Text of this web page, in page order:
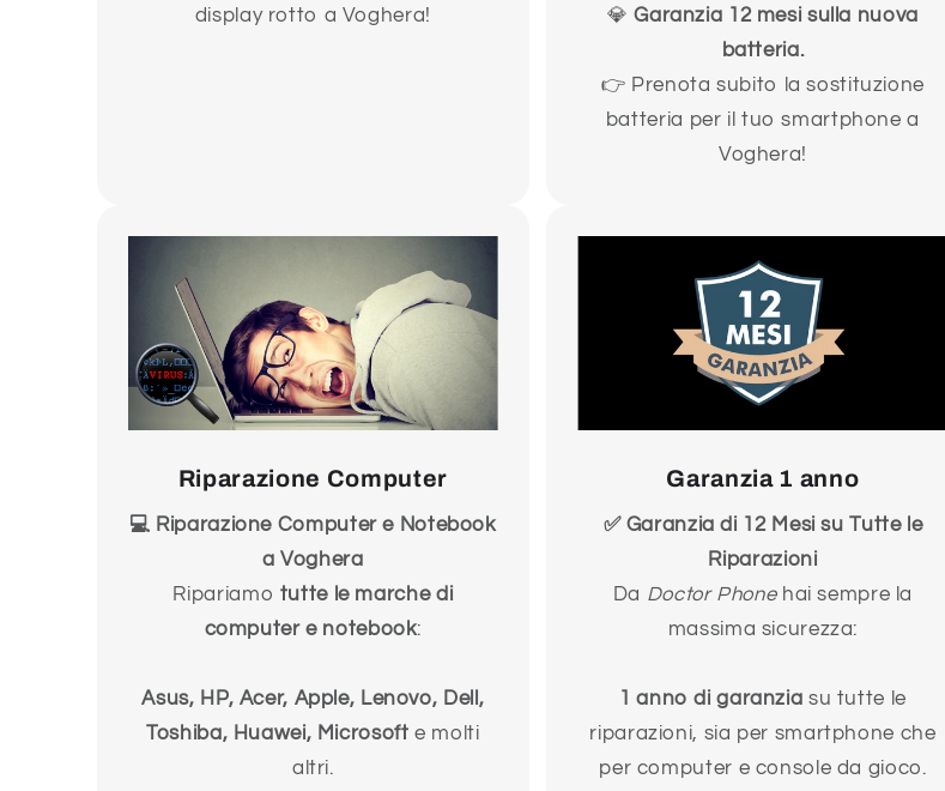
display rotto a Voghera!
💎Garanzia 12 mesi sulla nuova
batteria.
👉 Prenota subito la sostituzione
batteria per il tuo smartphone a
Voghera!
Riparazione Computer
💻 Riparazione Computer e Notebook
a Voghera
Ripariamo tutte le marche di
computer e notebook:
Asus, HP, Acer, Apple, Lenovo, Dell,
Toshiba, Huawei, Microsoft e molti
altri.
Garanzia 1 anno
✅ Garanzia di 12 Mesi su Tutte le
Riparazioni
Da Doctor Phonehai sempre la
massima sicurezza:
1 anno di garanzia su tutte le
riparazioni, sia per smartphone che
per computer e console da gioco.